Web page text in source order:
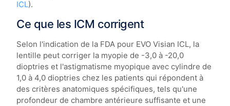
ICL).
Ce que les ICM corrigent
Selon l'indication de la FDA pour EVO Visian ICL, la
lentille peut corriger la myopie de -3,0 à -20,0
dioptries et l'astigmatisme myopique avec cylindre de
1,0 à 4,0 dioptries chez les patients qui répondent à
des critères anatomiques spécifiques, tels qu'une
profondeur de chambre antérieure suffisante et une